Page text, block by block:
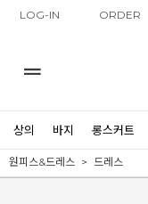
LOG-IN ORDER
상의 바지 롱스커트
원피스&드레스 드레스